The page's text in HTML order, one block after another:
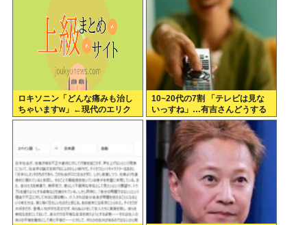
ロキソニン「どんな痛みも治し
ちゃいますw」←現代のエリク
サーやろ…
10~20代の7割 「テレビは見な
いっすね」…有吉さんどうする
のこれ